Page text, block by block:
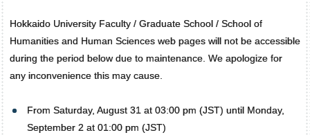
Hokkaido University Faculty / Graduate School / School of
Humanities and Human Sciences web pages will not be accessible
during the period below due to maintenance. We apologize for
any inconvenience this may cause.
From Saturday, August 31 at 03:00 pm (JST) until Monday,
September 2 at 01:00 pm (JST)